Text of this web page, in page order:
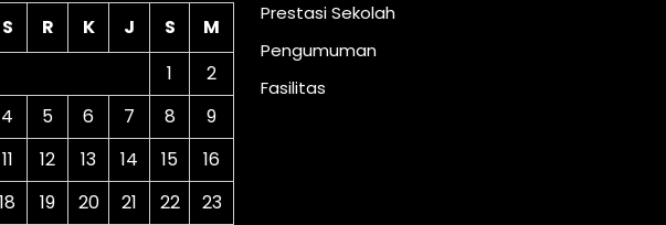
S R K J S
M
1
2
4 5 6 7 8
9
11 12 13 14 15
16
18 19 20 21 22 23
Prestasi Sekolah
Pengumuman
Fasilitas